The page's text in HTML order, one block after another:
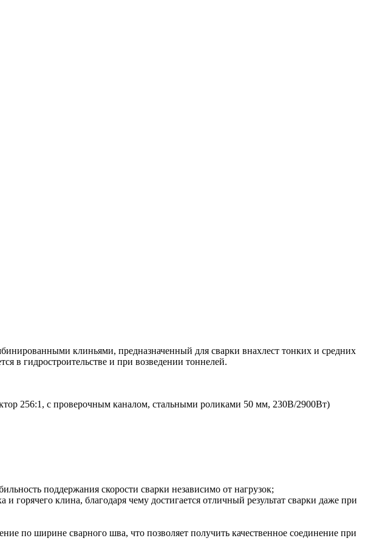
клиньями, предназначенный для сварки внахлест тонких и средних
в гидростроительстве и при возведении тоннелей.
256:1, с проверочным каналом, стальными роликами 50 мм, 230В/2900Вт)
поддержания скорости сварки независимо от нагрузок;
клина, благодаря чему достигается отличный результат сварки даже при
по ширине сварного шва, что позволяет получить качественное соединение при